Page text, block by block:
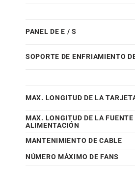
PANEL DE E / S
SOPORTE DE ENFRIAMIENTO
MAX. LONGITUD DE LA
MAX. LONGITUD DE LA FUENTE
ALIMENTACIÓN
MANTENIMIENTO DE CABLE
NÚMERO MÁXIMO DE FANS